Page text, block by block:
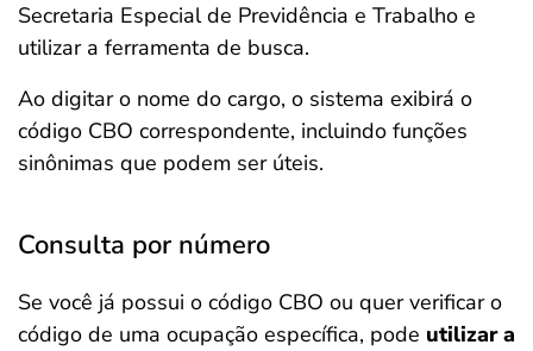
Secretaria Especial de Previdência e Trabalho e
utilizar a ferramenta de busca.
Ao digitar o nome do cargo, o sistema exibirá o
código CBO correspondente, incluindo funções
sinônimas que podem ser úteis.
Consulta por número
Se você já possui o código CBO ou quer verificar o
código de uma ocupação específica, pode utilizar a